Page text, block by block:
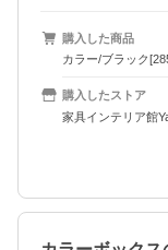
購入した商品
カラー/ブラック
購入したストア
家具インテリア館